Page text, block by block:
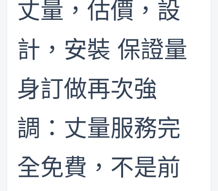
丈量，估價，設
計，安裝 保證量
身訂做再次強
調：丈量服務完
全免費，不是前